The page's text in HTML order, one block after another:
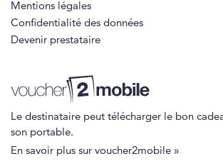
Mentions légales
Confidentialité des données
Devenir prestataire
Le destinataire peut télécharger le bon
son portable.
En savoir plus sur voucher2mobile »